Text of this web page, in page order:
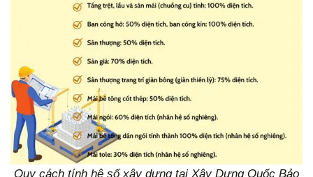
Quy cách tính hệ số xây dựng tại Xây Dựng Quốc Bảo